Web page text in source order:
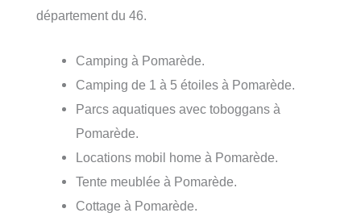
département du 46.
Camping à Pomarède.
Camping de 1 à 5 étoiles à Pomarède.
Parcs aquatiques avec toboggans à
Pomarède.
Locations mobil home à Pomarède.
Tente meublée à Pomarède.
Cottage à Pomarède.